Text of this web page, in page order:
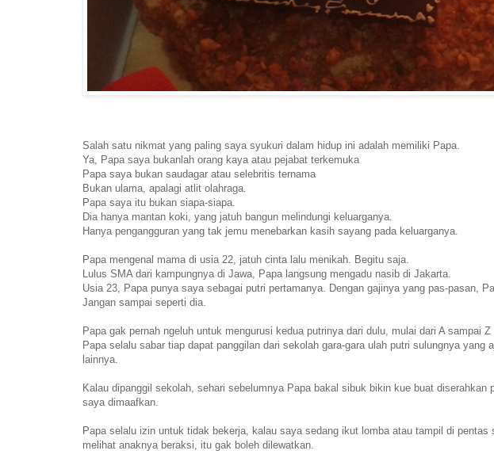
Salah satu nikmat yang paling saya syukuri dalam hidup ini adalah memiliki Papa.
Ya, Papa saya bukanlah orang kaya atau pejabat terkemuka
Papa saya bukan saudagar atau selebritis ternama
Bukan ulama, apalagi atlit olahraga.
Papa saya itu bukan siapa-siapa.
Dia hanya mantan koki, yang jatuh bangun melindungi keluarganya.
Hanya pengangguran yang tak jemu menebarkan kasih sayang pada keluarganya.
Papa mengenal mama di usia 22, jatuh cinta lalu menikah. Begitu saja.
Lulus SMA dari kampungnya di Jawa, Papa langsung mengadu nasib di Jakarta.
Usia 23, Papa punya saya sebagai putri pertamanya. Dengan gajinya yang pas-pasan,
Jangan sampai seperti dia.
Papa gak pernah ngeluh untuk mengurusi kedua putrinya dari dulu, mulai dari A sampai Z
Papa selalu sabar tiap dapat panggilan dari sekolah gara-gara ulah putri sulungnya
lainnya.
Kalau dipanggil sekolah, sehari sebelumnya Papa bakal sibuk bikin kue buat
saya dimaafkan.
Papa selalu izin untuk tidak bekerja, kalau saya sedang ikut lomba atau tampil di
melihat anaknya beraksi, itu gak boleh dilewatkan.